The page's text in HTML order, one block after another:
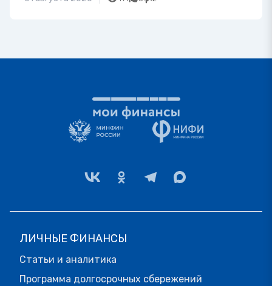
ЛИЧНЫЕ ФИНАНСЫ
Статьи и аналитика
Программа долгосрочных сбережений